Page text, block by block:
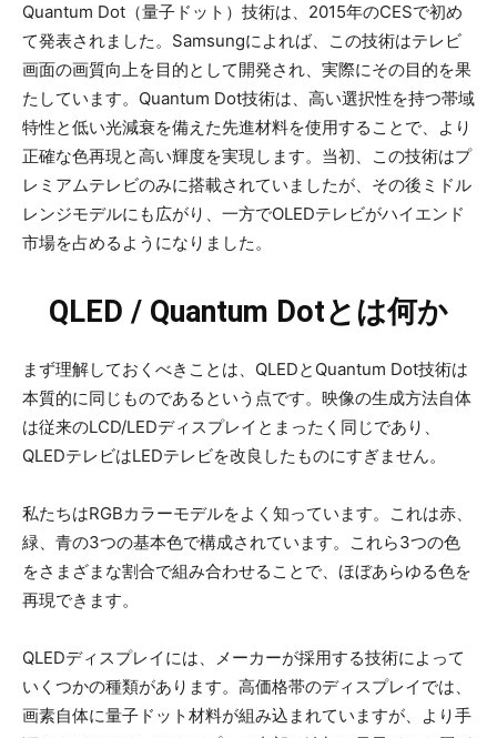
Quantum Dot（量子ドット）技術は、2015年のCESで初め
て発表されました。Samsungによれば、この技術はテレビ
画面の画質向上を目的として開発され、実際にその目的を果
たしています。Quantum Dot技術は、高い選択性を持つ帯域
特性と低い光減衰を備えた先進材料を使用することで、より
正確な色再現と高い輝度を実現します。当初、この技術はプ
レミアムテレビのみに搭載されていましたが、その後ミドル
レンジモデルにも広がり、一方でOLEDテレビがハイエンド
市場を占めるようになりました。
QLED / Quantum Dotとは何か
まず理解しておくべきことは、QLEDとQuantum Dot技術は
本質的に同じものであるという点です。映像の生成方法自体
は従来のLCD/LEDディスプレイとまったく同じであり、
QLEDテレビはLEDテレビを改良したものにすぎません。
私たちはRGBカラーモデルをよく知っています。これは赤、
緑、青の3つの基本色で構成されています。これら3つの色
をさまざまな割合で組み合わせることで、ほぼあらゆる色を
再現できます。
QLEDディスプレイには、メーカーが採用する技術によって
いくつかの種類があります。高価格帯のディスプレイでは、
画素自体に量子ドット材料が組み込まれていますが、より手